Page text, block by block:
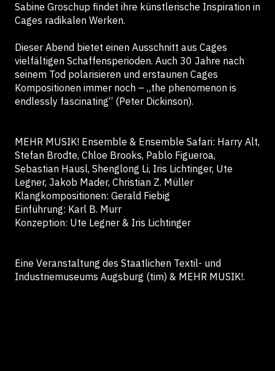
Sabine Groschup findet ihre künstlerische Inspiration in
Cages radikalen Werken.
Dieser Abend bietet einen Ausschnitt aus Cages
vielfältigen Schaffensperioden. Auch 30 Jahre nach
seinem Tod polarisieren und erstaunen Cages
Kompositionen immer noch – „the phenomenon is
endlessly fascinating“ (Peter Dickinson).
MEHR MUSIK! Ensemble & Ensemble Safari: Harry Alt,
Stefan Brodte, Chloe Brooks, Pablo Figueroa,
Sebastian Hausl, Shenglong Li, Iris Lichtinger, Ute
Legner, Jakob Mader, Christian Z. Müller
Klangkompositionen: Gerald Fiebig
Einführung: Karl B. Murr
Konzeption: Ute Legner & Iris Lichtinger
Eine Veranstaltung des Staatlichen Textil- und
Industriemuseums Augsburg (tim) & MEHR MUSIK!.